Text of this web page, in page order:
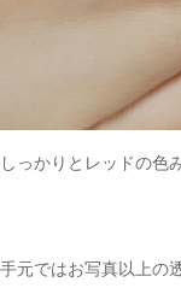
しっかりとレッドの色
手元ではお写真以上の